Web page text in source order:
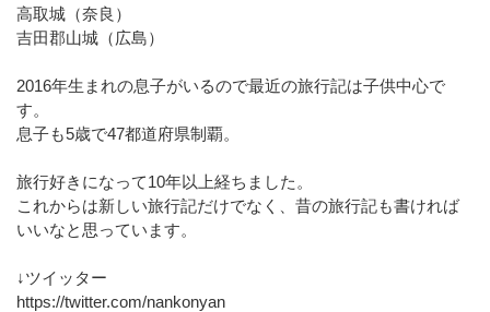
高取城（奈良）
吉田郡山城（広島）
2016年生まれの息子がいるので最近の旅行記は子供中心で
す。
息子も5歳で47都道府県制覇。
旅行好きになって10年以上経ちました。
これからは新しい旅行記だけでなく、昔の旅行記も書ければ
いいなと思っています。
↓ツイッター
https://twitter.com/nankonyan